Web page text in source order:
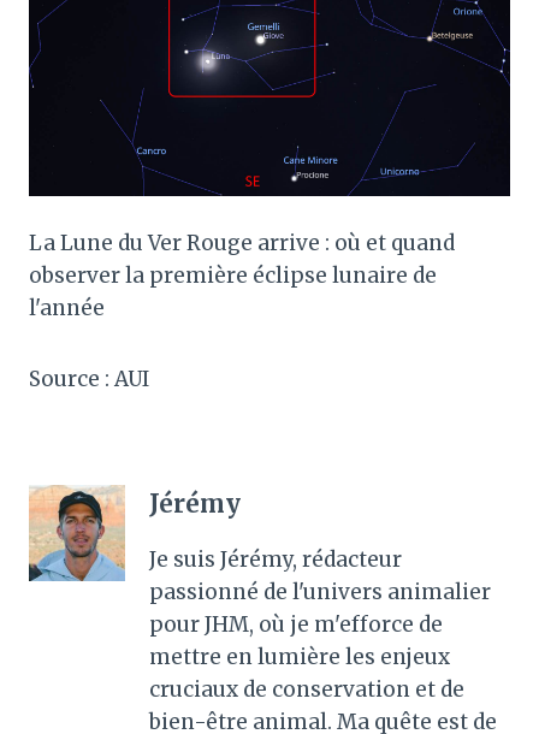
La Lune du Ver Rouge arrive : où et quand
observer la première éclipse lunaire de
l'année
Source : AUI
Jérémy
Je suis Jérémy, rédacteur
passionné de l'univers animalier
pour JHM, où je m'efforce de
mettre en lumière les enjeux
cruciaux de conservation et de
bien-être animal. Ma quête est de